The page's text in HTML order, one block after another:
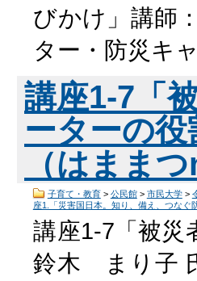
びかけ」講師
ター・防災キ
講座1-7「
ーターの
（はまま
子育て・教育> 公民館> 市民大学>
座1.「災害国日本。知り、備え、つなぐ
講座1-7「被災
鈴木 まり子